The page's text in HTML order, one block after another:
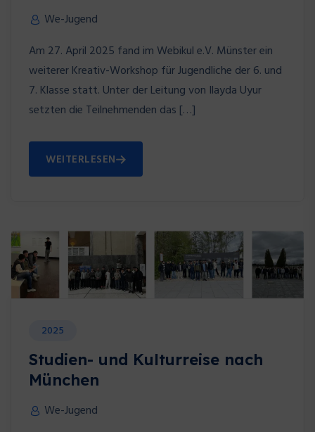
We-Jugend
Am 27. April 2025 fand im Webikul e.V. Münster ein
weiterer Kreativ-Workshop für Jugendliche der 6. und
7. Klasse statt. Unter der Leitung von Ilayda Uyur
setzten die Teilnehmenden das […]
WEITERLESEN
2025
Studien- und Kulturreise nach
München
We-Jugend